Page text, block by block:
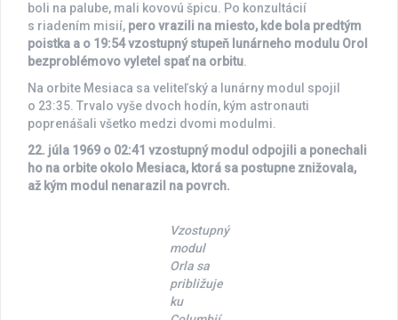
boli na palube, mali kovovú špicu. Po konzultácií
s riadením misií, pero vrazili na miesto, kde bola predtým
poistka a o 19:54 vzostupný stupeň lunárneho modulu Orol
bezproblémovo vyletel spať na orbitu.
Na orbite Mesiaca sa veliteľský a lunárny modul spojil
o 23:35. Trvalo vyše dvoch hodín, kým astronauti
poprenášali všetko medzi dvomi modulmi.
22. júla 1969 o 02:41 vzostupný modul odpojili a ponechali
ho na orbite okolo Mesiaca, ktorá sa postupne znižovala,
až kým modul nenarazil na povrch.
Vzostupný
modul
Orla sa
približuje
ku